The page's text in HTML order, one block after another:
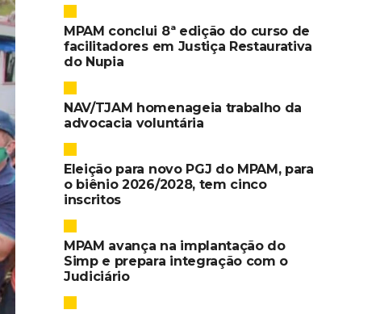
MPAM conclui 8ª edição do curso de
facilitadores em Justiça Restaurativa
do Nupia
NAV/TJAM homenageia trabalho da
advocacia voluntária
Eleição para novo PGJ do MPAM, para
o biênio 2026/2028, tem cinco
inscritos
MPAM avança na implantação do
Simp e prepara integração com o
Judiciário